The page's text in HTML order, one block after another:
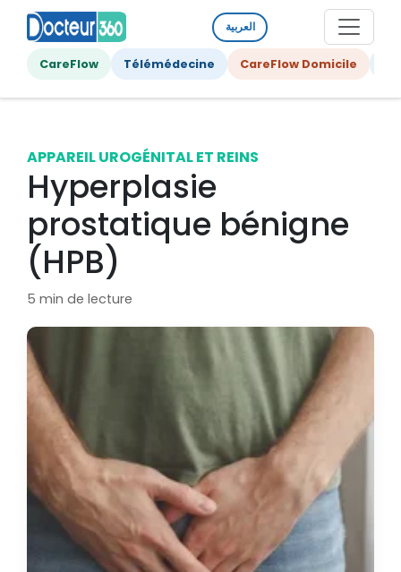
العربية
CareFlow Télémédecine CareFlow Domicile
APPAREIL UROGÉNITAL ET REINS
Hyperplasie
prostatique bénigne
(HPB)
5 min de lecture